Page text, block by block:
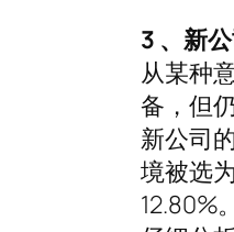
3 、新
从某种
备，但
新公司
境被选
12.80%